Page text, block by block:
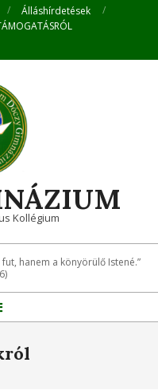
Álláshírdetések
Kollégium
hanem a könyörülő Istené.”